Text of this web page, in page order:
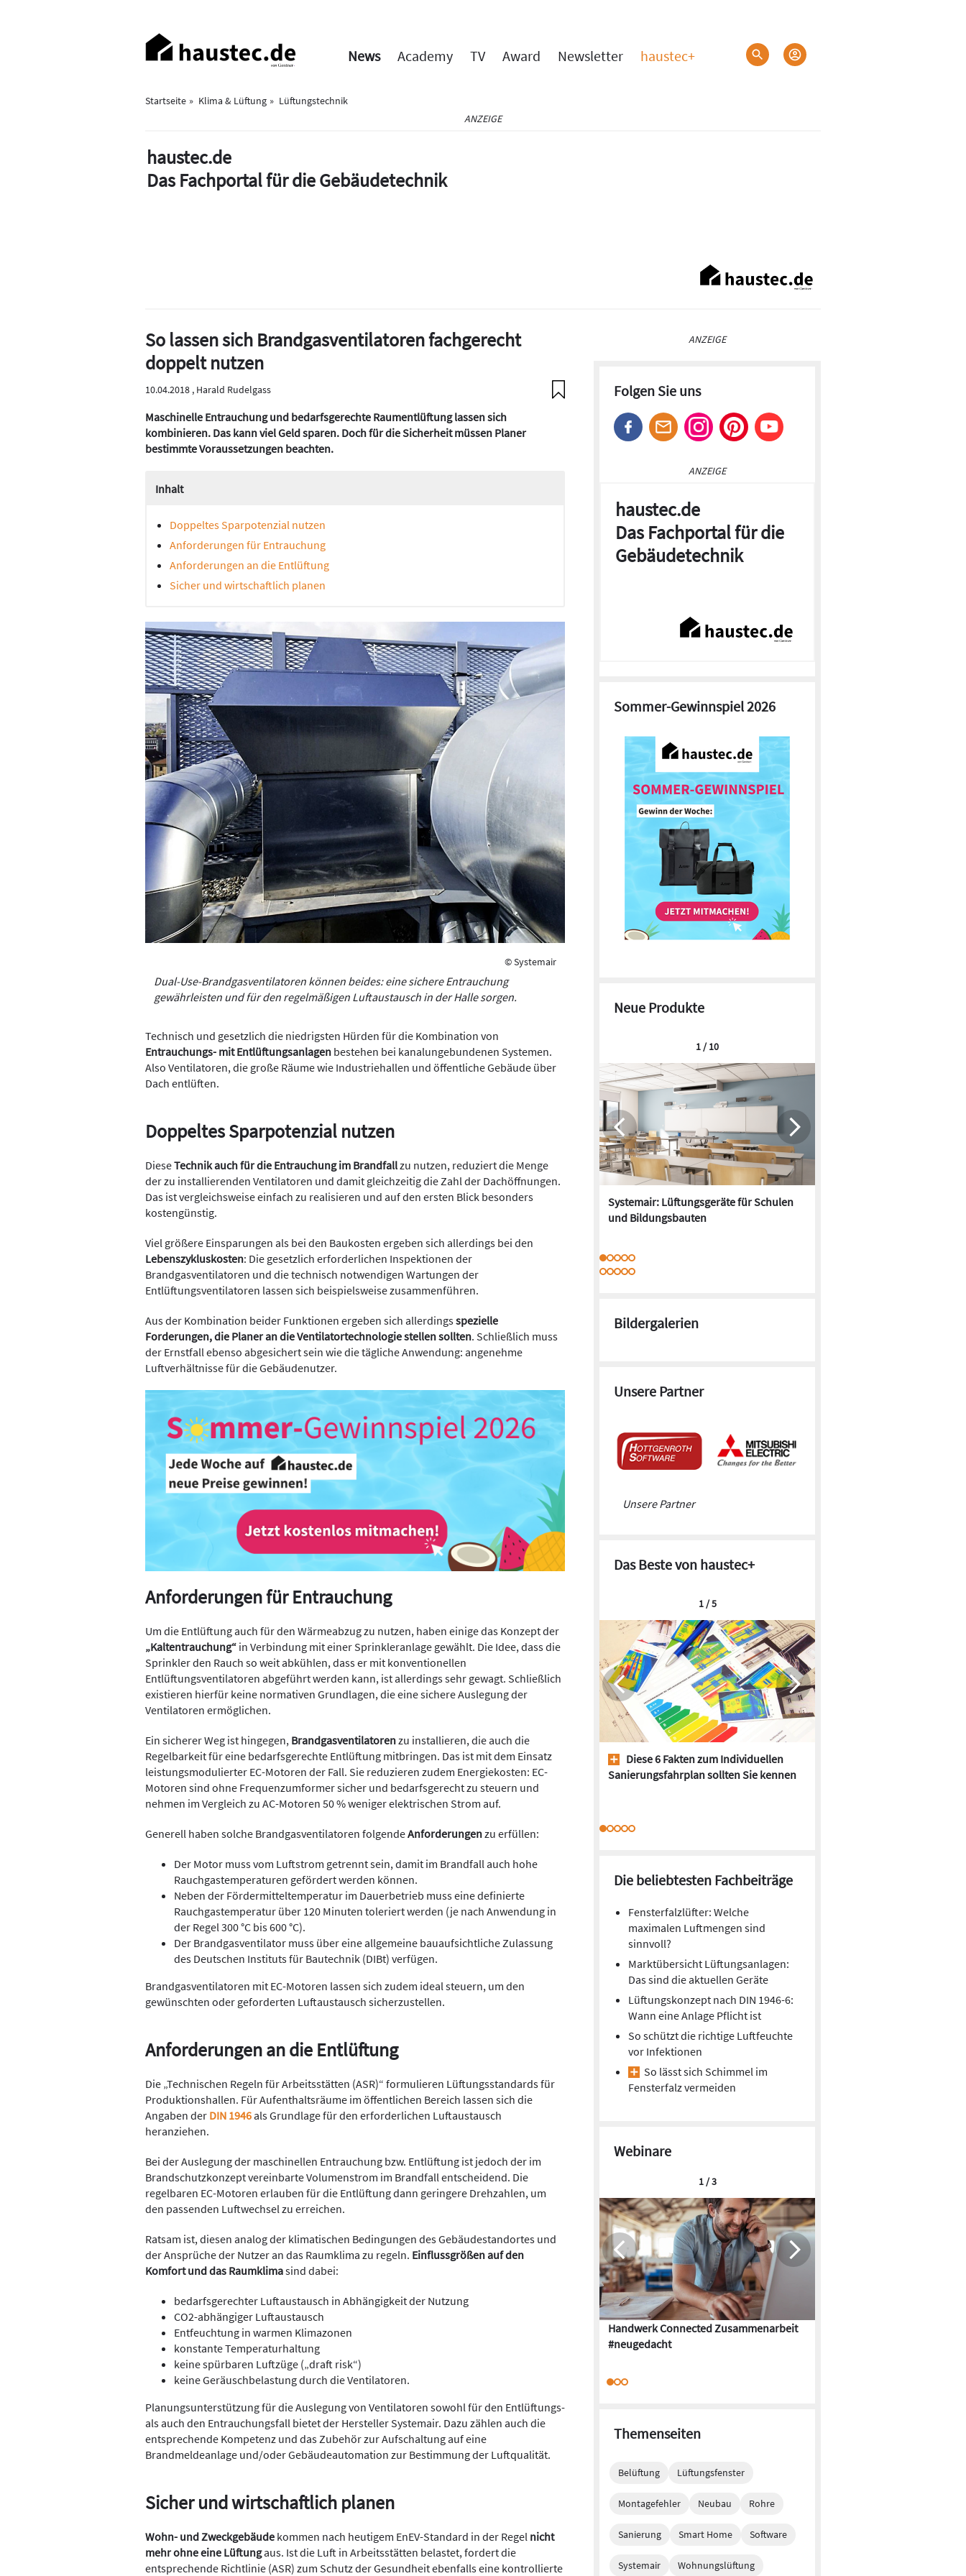
Haupt-
Navigation
News Academy TV Award Newsletter haustec+
Startseite Klima & Lüftung
Lüftungstechnik
ANZEIGE
haustec.de
Das Fachportal für die Gebäudetechnik
So lassen sich Brandgasventilatoren fachgerecht
doppelt nutzen
10.04.2018 , Harald Rudelgass
Maschinelle Entrauchung und bedarfsgerechte Raumentlüftung lassen sich
kombinieren. Das kann viel Geld sparen. Doch für die Sicherheit müssen Planer
bestimmte Voraussetzungen beachten.
Inhalt
Doppeltes Sparpotenzial nutzen
Anforderungen für Entrauchung
Anforderungen an die Entlüftung
Sicher und wirtschaftlich planen
© Systemair
Dual-Use-Brandgasventilatoren können beides: eine sichere Entrauchung
gewährleisten und für den regelmäßigen Luftaustausch in der Halle sorgen.
Technisch und gesetzlich die niedrigsten Hürden für die Kombination von
Entrauchungs- mit Entlüftungsanlagen bestehen bei kanalungebundenen Systemen.
Also Ventilatoren, die große Räume wie Industriehallen und öffentliche Gebäude über
Dach entlüften.
Doppeltes Sparpotenzial nutzen
DieseTechnik auch für die Entrauchung im Brandfallzu nutzen, reduziert die Menge
der zu installierenden Ventilatoren und damit gleichzeitig die Zahl der Dachöffnungen.
Das ist vergleichsweise einfach zu realisieren und auf den ersten Blick besonders
kostengünstig.
Viel größere Einsparungen als bei den Baukosten ergeben sich allerdings bei den
Lebenszykluskosten: Die gesetzlich erforderlichen Inspektionen der
Brandgasventilatoren und die technisch notwendigen Wartungen der
Entlüftungsventilatoren lassen sich beispielsweise zusammenführen.
Aus der Kombination beider Funktionen ergeben sich allerdingsspezielle
Forderungen, die Planer an die Ventilatortechnologie stellen sollten. Schließlich muss
der Ernstfall ebenso abgesichert sein wie die tägliche Anwendung: angenehme
Luftverhältnisse für die Gebäudenutzer.
Anforderungen für Entrauchung
Um die Entlüftung auch für den Wärmeabzug zu nutzen, haben einige das Konzept der
„Kaltentrauchung“ in Verbindung mit einer Sprinkleranlage gewählt. Die Idee, dass die
Sprinkler den Rauch so weit abkühlen, dass er mit konventionellen
Entlüftungsventilatoren abgeführt werden kann, ist allerdings sehr gewagt. Schließlich
existieren hierfür keine normativen Grundlagen, die eine sichere Auslegung der
Ventilatoren ermöglichen.
Ein sicherer Weg ist hingegen, Brandgasventilatorenzu installieren, die auch die
Regelbarkeit für eine bedarfsgerechte Entlüftung mitbringen. Das ist mit dem Einsatz
leistungsmodulierter EC-Motoren der Fall. Sie reduzieren zudem Energiekosten: EC-
Motoren sind ohne Frequenzumformer sicher und bedarfsgerecht zu steuern und
nehmen im Vergleich zu AC-Motoren 50 % weniger elektrischen Strom auf.
Generell haben solche Brandgasventilatoren folgendeAnforderungenzu erfüllen:
Der Motor muss vom Luftstrom getrennt sein, damit im Brandfall auch hohe
Rauchgastemperaturen gefördert werden können.
Neben der Fördermitteltemperatur im Dauerbetrieb muss eine definierte
Rauchgastemperatur über 120 Minuten toleriert werden (je nach Anwendung in
der Regel 300 °C bis 600 °C).
Der Brandgasventilator muss über eine allgemeine bauaufsichtliche Zulassung
des Deutschen Instituts für Bautechnik (DIBt) verfügen.
Brandgasventilatoren mit EC-Motoren lassen sich zudem ideal steuern, um den
gewünschten oder geforderten Luftaustausch sicherzustellen.
Anforderungen an die Entlüftung
Die „Technischen Regeln für Arbeitsstätten (ASR)“ formulieren Lüftungsstandards für
Produktionshallen. Für Aufenthaltsräume im öffentlichen Bereich lassen sich die
Angaben der DIN 1946als Grundlage für den erforderlichen Luftaustausch
heranziehen.
Bei der Auslegung der maschinellen Entrauchung bzw. Entlüftung ist jedoch der im
Brandschutzkonzept vereinbarte Volumenstrom im Brandfall entscheidend. Die
regelbaren EC-Motoren erlauben für die Entlüftung dann geringere Drehzahlen, um
den passenden Luftwechsel zu erreichen.
Ratsam ist, diesen analog der klimatischen Bedingungen des Gebäudestandortes und
der Ansprüche der Nutzer an das Raumklima zu regeln. Einflussgrößen auf den
Komfort und das Raumklimasind dabei:
bedarfsgerechter Luftaustausch in Abhängigkeit der Nutzung
CO2-abhängiger Luftaustausch
Entfeuchtung in warmen Klimazonen
konstante Temperaturhaltung
keine spürbaren Luftzüge („draft risk“)
keine Geräuschbelastung durch die Ventilatoren.
Planungsunterstützung für die Auslegung von Ventilatoren sowohl für den Entlüftungs-
als auch den Entrauchungsfall bietet der Hersteller Systemair. Dazu zählen auch die
entsprechende Kompetenz und das Zubehör zur Aufschaltung auf eine
Brandmeldeanlage und/oder Gebäudeautomation zur Bestimmung der Luftqualität.
Sicher und wirtschaftlich planen
Wohn- und Zweckgebäude kommen nach heutigem EnEV-Standard in der Regel nicht
mehr ohne eine Lüftungaus. Ist die Luft in Arbeitsstätten belastet, fordert die
entsprechende Richtlinie (ASR) zum Schutz der Gesundheit ebenfalls eine kontrollierte
ANZEIGE
Folgen Sie uns
ANZEIGE
haustec.de
Das Fachportal für die
Gebäudetechnik
Sommer-Gewinnspiel 2026
Neue Produkte
Systemair: Lüftungsgeräte für Schulen
und Bildungsbauten
1 / 10
Bildergalerien
Unsere Partner
Unsere Partner
Das Beste von haustec+
Diese 6 Fakten zum Individuellen
Sanierungsfahrplan sollten Sie kennen
1 / 5
Die beliebtesten Fachbeiträge
Fensterfalzlüfter: Welche
maximalen Luftmengen sind
sinnvoll?
Marktübersicht Lüftungsanlagen:
Das sind die aktuellen Geräte
Lüftungskonzept nach DIN 1946-6:
Wann eine Anlage Pflicht ist
So schützt die richtige Luftfeuchte
vor Infektionen
So lässt sich Schimmel im
Fensterfalz vermeiden
Webinare
Handwerk Connected Zusammenarbeit
#neugedacht
1 / 3
Themenseiten
Belüftung Lüftungsfenster
Montagefehler Neubau Rohre
Sanierung Smart Home Software
Systemair Wohnungslüftung